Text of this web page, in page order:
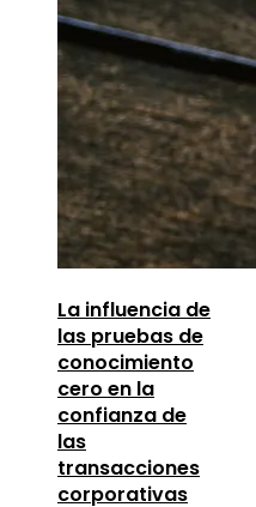
La influencia de
las pruebas de
conocimiento
cero en la
confianza de
las
transacciones
corporativas